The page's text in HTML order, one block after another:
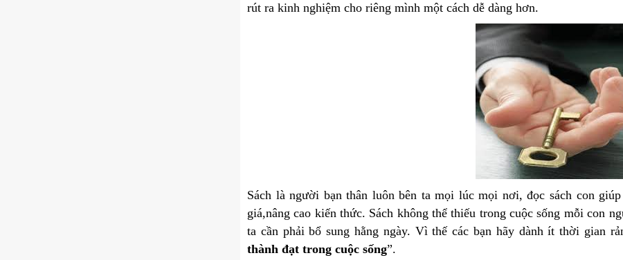
rút ra kinh nghiệm cho riêng mình một cách dễ dàng hơn.
Sách là người bạn thân luôn bên ta mọi lúc mọi nơi, đọc sách con
giá,nâng cao kiến thức. Sách không thể thiếu trong cuộc sống mỗi con
ta cần phải bổ sung hằng ngày. Vì thế các bạn hãy dành ít thời gian
thành đạt trong cuộc sống”.